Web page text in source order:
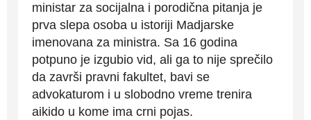
ministar za socijalna i porodična pitanja je
prva slepa osoba u istoriji Madjarske
imenovana za ministra. Sa 16 godina
potpuno je izgubio vid, ali ga to nije sprečilo
da završi pravni fakultet, bavi se
advokaturom i u slobodno vreme trenira
aikido u kome ima crni pojas.